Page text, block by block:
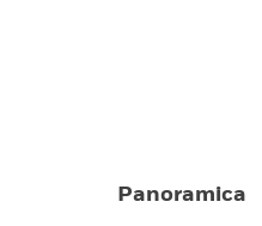
Panoramica